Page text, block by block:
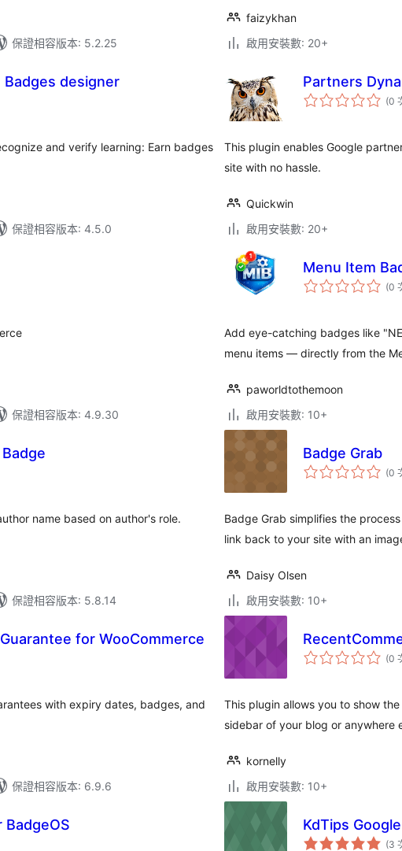
保證相容版本: 5.2.25
faizykhan
啟用安裝數: 20+
Badges designer
and verify learning: Earn badges
保證相容版本: 4.5.0
Partners
(0
This plugin enables Google
site with no hassle.
Quickwin
啟用安裝數: 20+
保證相容版本: 4.9.30
Menu Item
(0
Add eye-catching badges like
menu items — directly from the
paworldtothemoon
啟用安裝數: 10+
name based on author's role.
保證相容版本: 5.8.14
Badge Grab
(0
Badge Grab simplifies the
link back to your site with an
Daisy Olsen
啟用安裝數: 10+
for WooCommerce
with expiry dates, badges, and
保證相容版本: 6.9.6
(0
This plugin allows you to show
sidebar of your blog or anywhere
kornelly
啟用安裝數: 10+
KdTips
(3